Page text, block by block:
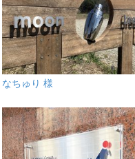
なちゅり 様